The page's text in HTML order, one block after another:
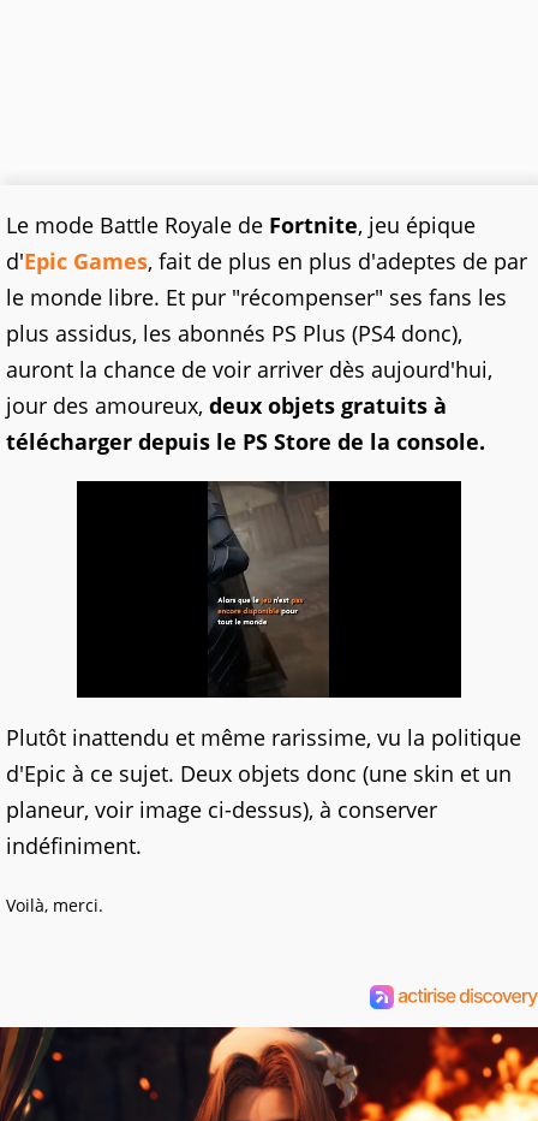
Le mode Battle Royale de Fortnite, jeu épique
d'Epic Games, fait de plus en plus d'adeptes de par
le monde libre. Et pur "récompenser" ses fans les
plus assidus, les abonnés PS Plus (PS4 donc),
auront la chance de voir arriver dès aujourd'hui,
jour des amoureux, deux objets gratuits à
télécharger depuis le PS Store de la console.
Plutôt inattendu et même rarissime, vu la politique
d'Epic à ce sujet. Deux objets donc (une skin et un
planeur, voir image ci-dessus), à conserver
indéfiniment.
Voilà, merci.